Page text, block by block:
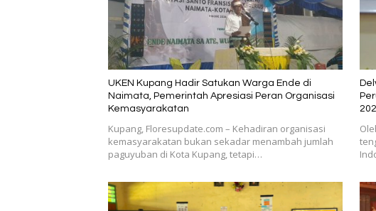
UKEN Kupang Hadir Satukan Warga Ende di
Naimata, Pemerintah Apresiasi Peran Organisasi
Kemasyarakatan
Kupang, Floresupdate.com – Kehadiran organisasi
kemasyarakatan bukan sekadar menambah jumlah
paguyuban di Kota Kupang, tetapi…